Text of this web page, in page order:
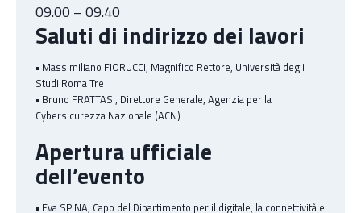
09.00 – 09.40
Saluti di indirizzo dei lavori
• Massimiliano FIORUCCI, Magnifico Rettore, Università degli
Studi Roma Tre
• Bruno FRATTASI, Direttore Generale, Agenzia per la
Cybersicurezza Nazionale (ACN)
Apertura ufficiale
dell’evento
• Eva SPINA, Capo del Dipartimento per il digitale, la connettività e